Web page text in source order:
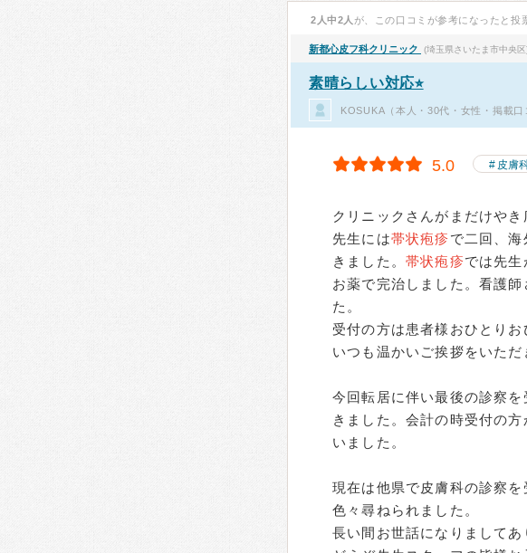
2人中2人 が、この口コミが参考になったと投
新都心皮フ科クリニック (埼玉県さいたま市中央区
素晴らしい対応⭐︎
KOSUKA（本人・30代・女性・掲載口
5.0 皮膚
クリニックさんがまだけや
先生には帯状疱疹 で二回、
きました。 帯状疱疹では先
お薬で完治しました。看護
た。
受付の方は患者様おひとり
いつも温かいご挨拶をいただ
今回転居に伴い最後の診察
きました。会計の時受付の
いました。
現在は他県で皮膚科の診察
色々尋ねられました。
長い間お世話になりましてあ